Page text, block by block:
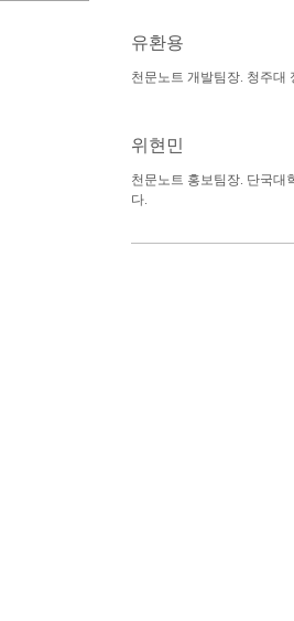
유환용
천문노트 개발팀장. 청주대
위현민
천문노트 홍보팀장. 단국대
다.